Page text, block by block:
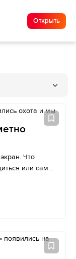
Открыть
Что
или сама